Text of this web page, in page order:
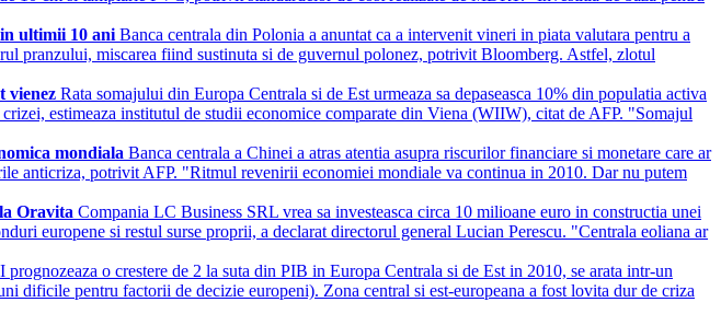
ultimii 10 ani Banca centrala din Polonia a anuntat ca a intervenit vineri in piata valutara pentru a
pranzului, miscarea fiind sustinuta si de guvernul polonez, potrivit Bloomberg. Astfel, zlotul
vienez Rata somajului din Europa Centrala si de Est urmeaza sa depaseasca 10% din populatia activa
estimeaza institutul de studii economice comparate din Viena (WIIW), citat de AFP. "Somajul
mondiala Banca centrala a Chinei a atras atentia asupra riscurilor financiare si monetare care ar
anticriza, potrivit AFP. "Ritmul revenirii economiei mondiale va continua in 2010. Dar nu putem
Oravita Compania LC Business SRL vrea sa investeasca circa 10 milioane euro in constructia unei
europene si restul surse proprii, a declarat directorul general Lucian Perescu. "Centrala eoliana ar
prognozeaza o crestere de 2 la suta din PIB in Europa Centrala si de Est in 2010, se arata intr-un
pentru factorii de decizie europeni). Zona central si est-europeana a fost lovita dur de criza